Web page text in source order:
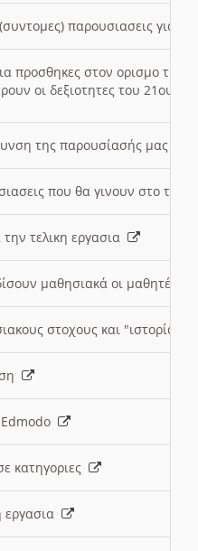
παρουσιασεις για
προσθηκες στον ορισμο
οι δεξιοτητες του 21ου
της παρουσίασής μας
που θα γινουν στο
τελικη εργασια
μαθησιακά οι μαθητές/
στοχους και "ιστορία"
κατηγοριες
εργασια